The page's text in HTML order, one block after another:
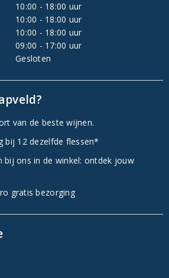
10:00 - 18:00 uur
10:00 - 18:00 uur
10:00 - 18:00 uur
09:00 - 17:00 uur
Gesloten
van de beste wijnen.
bij 12 dezelfde flessen*
bij ons in de winkel: ontdek jouw
gratis bezorging